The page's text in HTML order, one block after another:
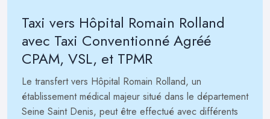
Taxi vers Hôpital Romain Rolland
avec Taxi Conventionné Agréé
CPAM, VSL, et TPMR
Le transfert vers Hôpital Romain Rolland, un
établissement médical majeur situé dans le département
Seine Saint Denis, peut être effectué avec différents